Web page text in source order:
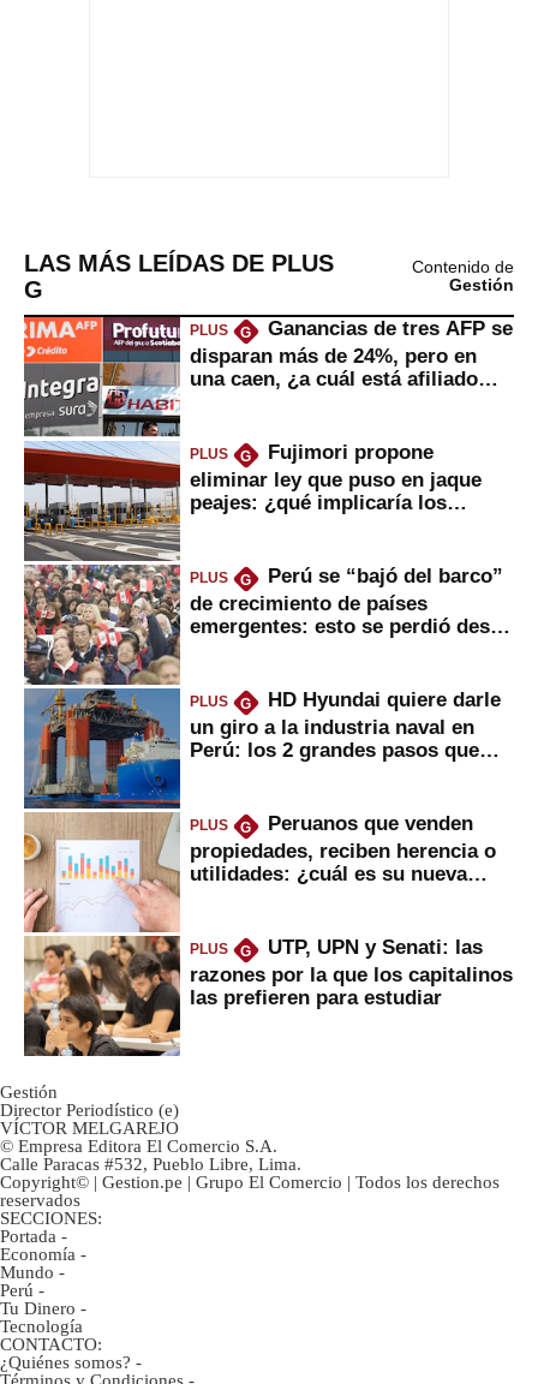
LAS MÁS LEÍDAS DE PLUS
G
Contenido de
Gestión
PLUS G
Ganancias de tres AFP se
disparan más de 24%, pero en
una caen, ¿a cuál está afiliado
PLUS G
Fujimori propone
eliminar ley que puso en jaque
peajes: ¿qué implicaría los
PLUS G
Perú se “bajó del barco”
de crecimiento de países
emergentes: esto se perdió desde
PLUS G
HD Hyundai quiere darle
un giro a la industria naval en
Perú: los 2 grandes pasos que
PLUS G
Peruanos que venden
propiedades, reciben herencia o
utilidades: ¿cuál es su nueva
PLUS G
UTP, UPN y Senati: las
razones por la que los capitalinos
las prefieren para estudiar
Gestión
Director Periodístico (e)
VÍCTOR MELGAREJO
© Empresa Editora El Comercio S.A.
Calle Paracas #532, Pueblo Libre, Lima.
Copyright© | Gestion.pe | Grupo El Comercio | Todos los derechos
reservados
SECCIONES:
Portada -
Economía -
Mundo -
Perú -
Tu Dinero -
Tecnología
CONTACTO:
¿Quiénes somos? -
Términos y Condiciones -